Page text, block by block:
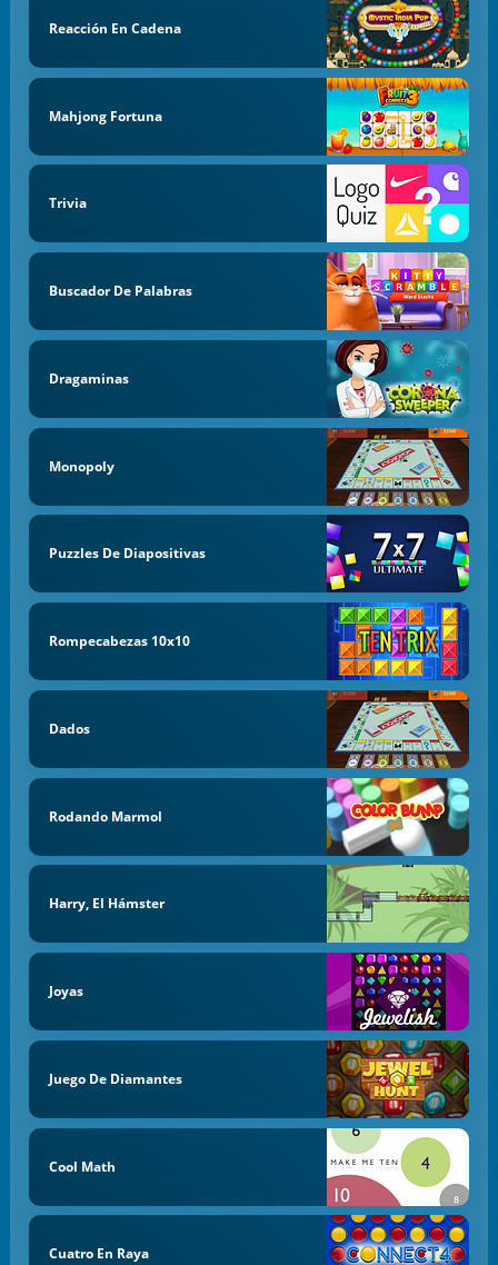
Reacción En Cadena
Mahjong Fortuna
Trivia
Buscador De Palabras
Dragaminas
Monopoly
Puzzles De Diapositivas
Rompecabezas 10x10
Dados
Rodando Marmol
Harry, El Hámster
Joyas
Juego De Diamantes
Cool Math
Cuatro En Raya